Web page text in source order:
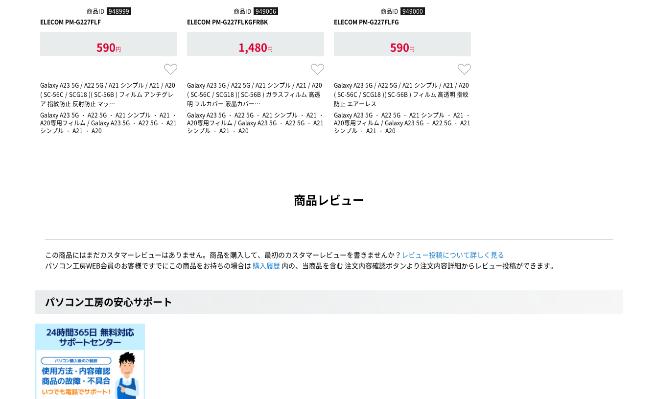
商品ID 948999
ELECOM PM-G227FLF
590円
Galaxy A23 5G / A22 5G / A21 シンプル / A21 / A20
( SC-56C / SCG18 )( SC-56B ) フィルム アンチグレ
ア 指紋防止 反射防止 マッ…
Galaxy A23 5G ・ A22 5G ・ A21 シンプル ・ A21 ・
A20専用フィルム / Galaxy A23 5G ・ A22 5G ・ A21
シンプル ・ A21 ・ A20
商品ID 949006
ELECOM PM-G227FLKGFRBK
1,480円
Galaxy A23 5G / A22 5G / A21 シンプル / A21 / A20
( SC-56C / SCG18 )( SC-56B ) ガラスフィルム 高透
明 フルカバー 液晶カバー…
Galaxy A23 5G ・ A22 5G ・ A21 シンプル ・ A21 ・
A20専用フィルム / Galaxy A23 5G ・ A22 5G ・ A21
シンプル ・ A21 ・ A20
商品ID 949000
ELECOM PM-G227FLFG
590円
Galaxy A23 5G / A22 5G / A21 シンプル / A21 / A20
( SC-56C / SCG18 )( SC-56B ) フィルム 高透明 指紋
防止 エアーレス
Galaxy A23 5G ・ A22 5G ・ A21 シンプル ・ A21 ・
A20専用フィルム / Galaxy A23 5G ・ A22 5G ・ A21
シンプル ・ A21 ・ A20
商品レビュー
この商品にはまだカスタマーレビューはありません。商品を購入して、最初のカスタマーレビューを書きませんか？ レビュー投稿について詳しく見る
パソコン工房WEB会員のお客様ですでにこの商品をお持ちの場合は 購入履歴 内の、当商品を含む 注文内容確認ボタンより注文内容詳細からレビュー投稿ができます。
パソコン工房の安心サポート